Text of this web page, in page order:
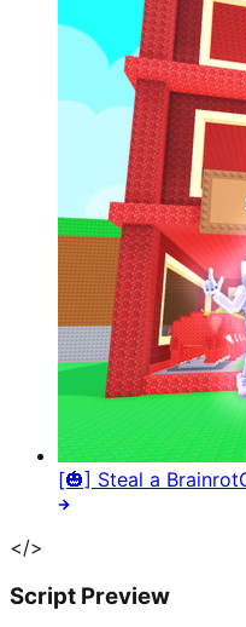
[🎃] Steal a Brainrot
</>
Script Preview